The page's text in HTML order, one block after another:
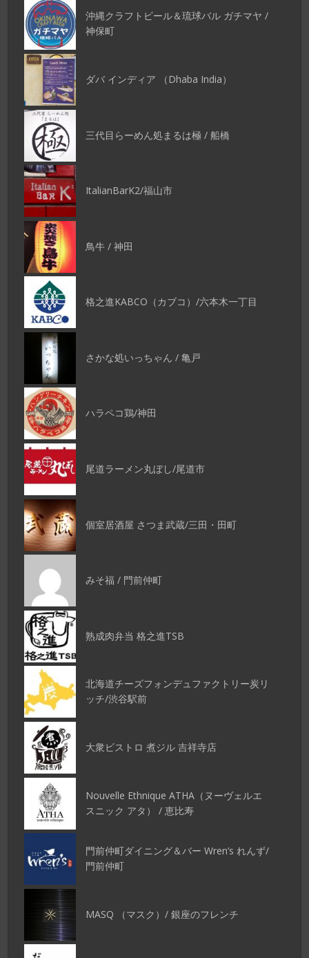
沖縄クラフトビール＆琉球バル ガチマヤ /
神保町
ダバ インディア （Dhaba India）
三代目らーめん処まるは極 / 船橋
ItalianBarK2/福山市
鳥牛 / 神田
格之進KABCO（カブコ）/六本木一丁目
さかな処いっちゃん / 亀戸
ハラペコ鶏/神田
尾道ラーメン丸ぼし/尾道市
個室居酒屋 さつま武蔵/三田・田町
みそ福 / 門前仲町
熟成肉弁当 格之進TSB
北海道チーズフォンデュファクトリー炭リ
ッチ/渋谷駅前
大衆ビストロ 煮ジル 吉祥寺店
Nouvelle Ethnique ATHA（ヌーヴェルエ
スニック アタ） / 恵比寿
門前仲町ダイニング＆バー Wren’s れんず/
門前仲町
MASQ （マスク）/ 銀座のフレンチ